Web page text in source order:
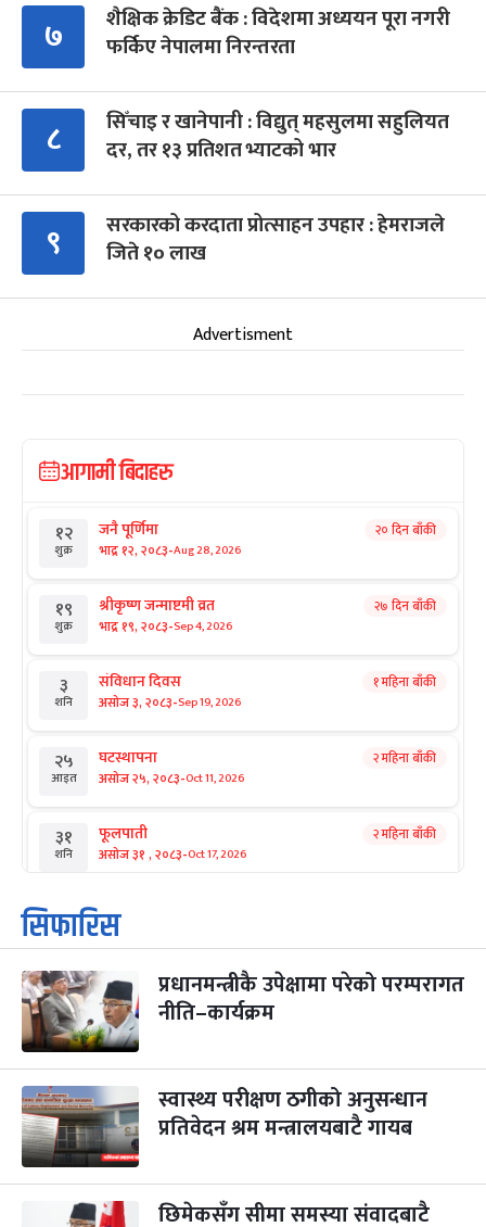
७
शैक्षिक क्रेडिट बैंक : विदेशमा अध्ययन पूरा नगरी
फर्किए नेपालमा निरन्तरता
८
सिँचाइ र खानेपानी : विद्युत् महसुलमा सहुलियत
दर, तर १३ प्रतिशत भ्याटको भार
९
सरकारको करदाता प्रोत्साहन उपहार : हेमराजले
जिते १० लाख
Advertisment
आगामी बिदाहरु
१२
शुक्र
जनै पूर्णिमा
भाद्र १२, २०८३-Aug 28, 2026
२० दिन बाँकी
१९
शुक्र
श्रीकृष्ण जन्माष्टमी व्रत
भाद्र १९, २०८३-Sep 4, 2026
२७ दिन बाँकी
३
शनि
संविधान दिवस
असोज ३, २०८३-Sep 19, 2026
१ महिना बाँकी
२५
आइत
घटस्थापना
असोज २५, २०८३-Oct 11, 2026
२ महिना बाँकी
३१
शनि
फूलपाती
असोज ३१ , २०८३-Oct 17, 2026
२ महिना बाँकी
१
आइत
कार्तिक सङ्क्रान्ति
कार्तिक १, २०८३
३
मंगल
महानवमी
कार्तिक ३, २०८३-Oct 20, 2026
२ महिना बाँकी
४
बुध
विजयादशमी
कार्तिक ४, २०८३
५
बिहि
पापा‌ङ्कुशा एकादशी व्रत
कार्तिक ५, २०८३
२ महिना बाँकी
२२ कुकुर तिहार ३ महिना बाँकी
सिफारिस
प्रधानमन्त्रीकै उपेक्षामा परेको परम्परागत
नीति–कार्यक्रम
स्वास्थ्य परीक्षण ठगीको अनुसन्धान
प्रतिवेदन श्रम मन्त्रालयबाटै गायब
छिमेकसँग सीमा समस्या संवादबाटै